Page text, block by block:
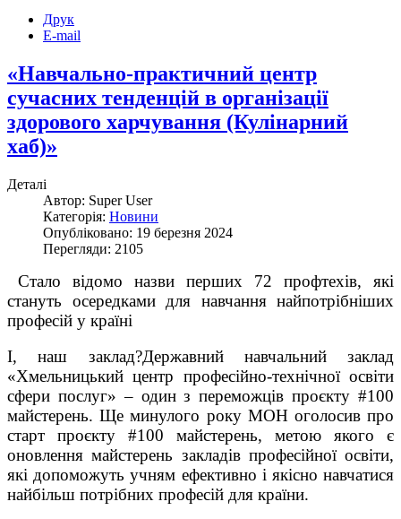
Друк
E-mail
«Навчально-практичний центр
сучасних тенденцій в організації
здорового харчування (Кулінарний
хаб)»
Деталі
Автор: Super User
Категорія: Новини
Опубліковано: 19 березня 2024
Перегляди: 2105
Стало відомо назви перших 72 профтехів, які
стануть осередками для навчання найпотрібніших
професій у країні
І, наш заклад?Державний навчальний заклад
«Хмельницький центр професійно-технічної освіти
сфери послуг» – один з переможців проєкту #100
майстерень. Ще минулого року МОН оголосив про
старт проєкту #100 майстерень, метою якого є
оновлення майстерень закладів професійної освіти,
які допоможуть учням ефективно і якісно навчатися
найбільш потрібних професій для країни.